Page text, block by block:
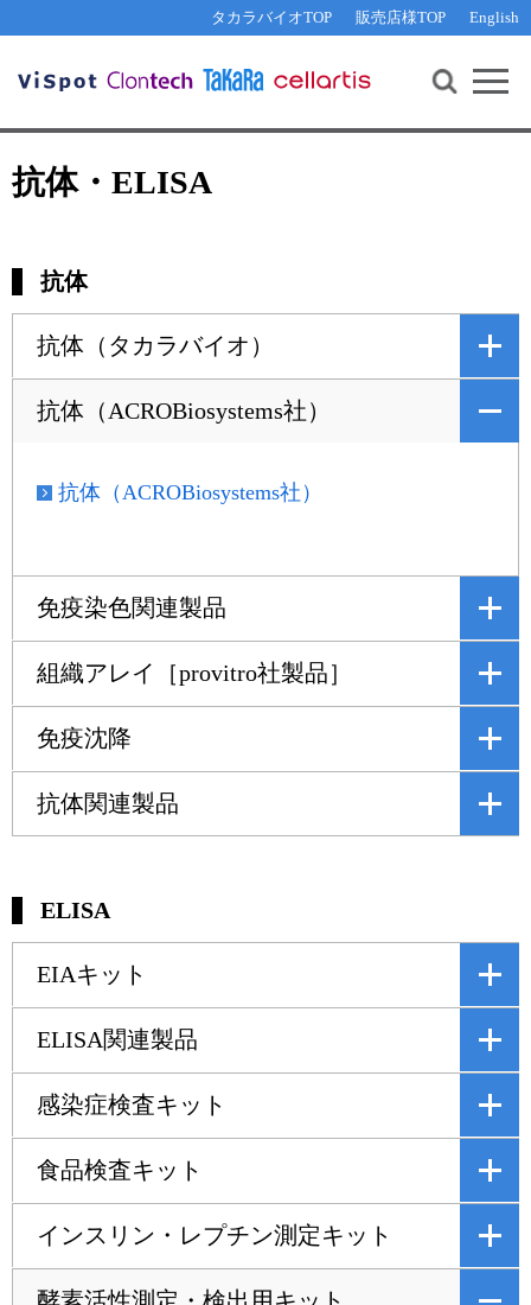
タカラバイオTOP 販売店様TOP English
機能解析・サイレンシング
核酸抽出・精製・標識
リアルタイムPCR（qPCR）
装置・ソフトウェア
その他 ライセンスに関するご相談
遺伝子組換え生物該当製品
研究支援ツール
Cut-Site Navigator 制限酵素切断サイトの検索
In-Fusion Cloning プライマー設計
リアルタイムPCR
リアルタイムPCR
プライマー・プローブ検索・注文
ラーニングセンター
リアルタイムPCR実験ガイド
NGSポータルサイト
幹細胞・再生医療研究ガイド
クローニング実験ガイド
RNAi実験ガイド
プロトコール集
ユーザーズボイス集
動画ライブラリー
Q&A
お問い合わせ WEB会員登録
抗体・ELISA
抗体
抗体（タカラバイオ）
抗体（ACROBiosystems社）
抗体（ACROBiosystems社）
免疫染色関連製品
組織アレイ［provitro社製品］
免疫沈降
抗体関連製品
ELISA
EIAキット
ELISA関連製品
感染症検査キット
食品検査キット
インスリン・レプチン測定キット